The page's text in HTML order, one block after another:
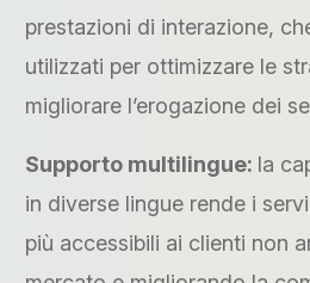
prestazioni di interazione,
utilizzati per ottimizzare le
migliorare l’erogazione dei
Supporto multilingue: la
in diverse lingue rende i
più accessibili ai clienti non